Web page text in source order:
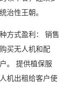
治性王朝。
方式盈利： 销售
买无人机和配
。 提供植保服
机出租给客户使